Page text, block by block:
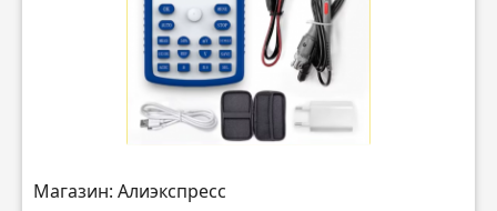
Магазин: Алиэкспресс